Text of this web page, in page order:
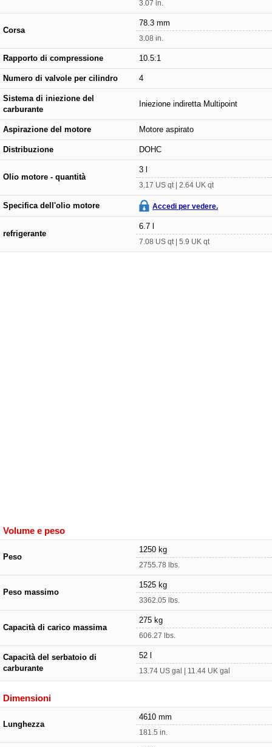
3.07 in.
Corsa
78.3 mm
3.08 in.
Rapporto di compressione 10.5:1
Numero di valvole per cilindro 4
Sistema di iniezione del
carburante
Iniezione indiretta Multipoint
Aspirazione del motore Motore aspirato
Distribuzione DOHC
Olio motore - quantità
3 l
3.17 US qt | 2.64 UK qt
Specifica dell'olio motore Accedi per vedere.
refrigerante
6.7 l
7.08 US qt | 5.9 UK qt
Volume e peso
Peso
1250 kg
2755.78 lbs.
Peso massimo
1525 kg
3362.05 lbs.
Capacità di carico massima
275 kg
606.27 lbs.
Capacità del serbatoio di
carburante
52 l
13.74 US gal | 11.44 UK gal
Dimensioni
Lunghezza
4610 mm
181.5 in.